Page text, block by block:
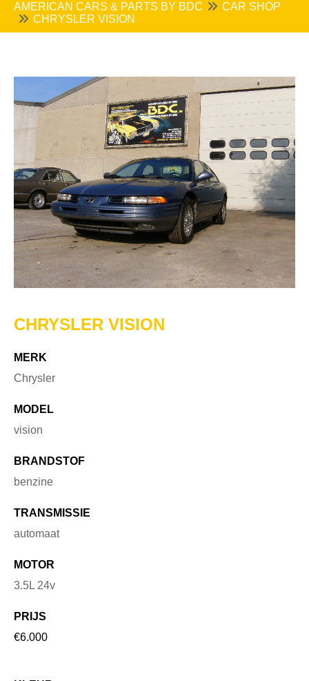
AMERICAN CARS & PARTS BY BDC
CAR SHOP
CHRYSLER VISION
CHRYSLER VISION
MERK
Chrysler
MODEL
vision
BRANDSTOF
benzine
TRANSMISSIE
automaat
MOTOR
3.5L 24v
PRIJS
€6.000